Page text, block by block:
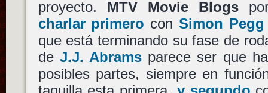
proyecto. MTV Movie Blogspor
charlar primero conSimon Pegg
que está terminando su fase de
de J.J. Abramsparece ser que
posibles partes, siempre en